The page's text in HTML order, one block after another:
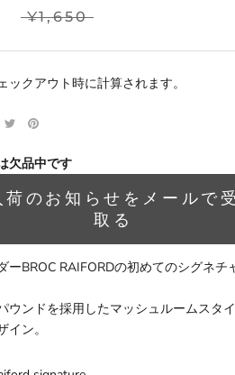
¥1,650
ックアウト時に計算されます。
欠品中です
荷のお知らせをメールで
取る
ーBROC RAIFORDの初めてのシグネチ
ウンドを採用したマッシュルームスタ
イン。